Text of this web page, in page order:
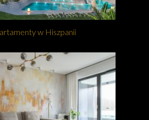
w Hiszpanii